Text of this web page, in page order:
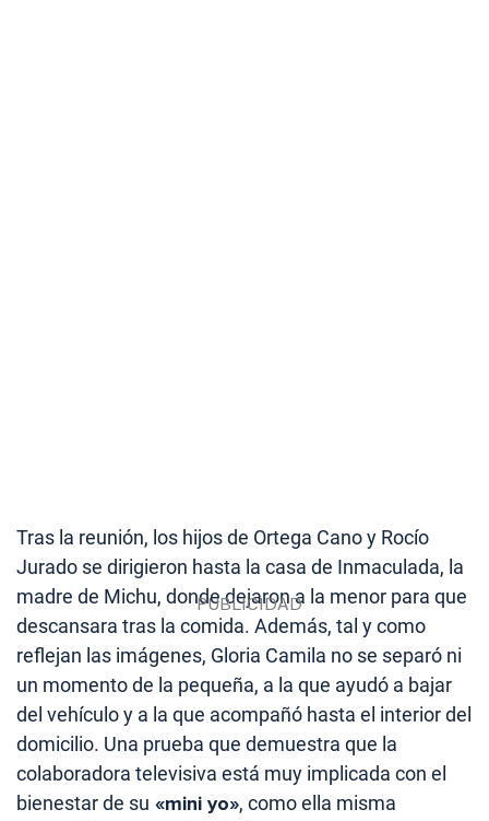
Tras la reunión, los hijos de Ortega Cano y Rocío
Jurado se dirigieron hasta la casa de Inmaculada, la
madre de Michu, donde dejaron a la menor para que
descansara tras la comida. Además, tal y como
reflejan las imágenes, Gloria Camila no se separó ni
un momento de la pequeña, a la que ayudó a bajar
del vehículo y a la que acompañó hasta el interior del
domicilio. Una prueba que demuestra que la
colaboradora televisiva está muy implicada con el
bienestar de su «mini yo», como ella misma